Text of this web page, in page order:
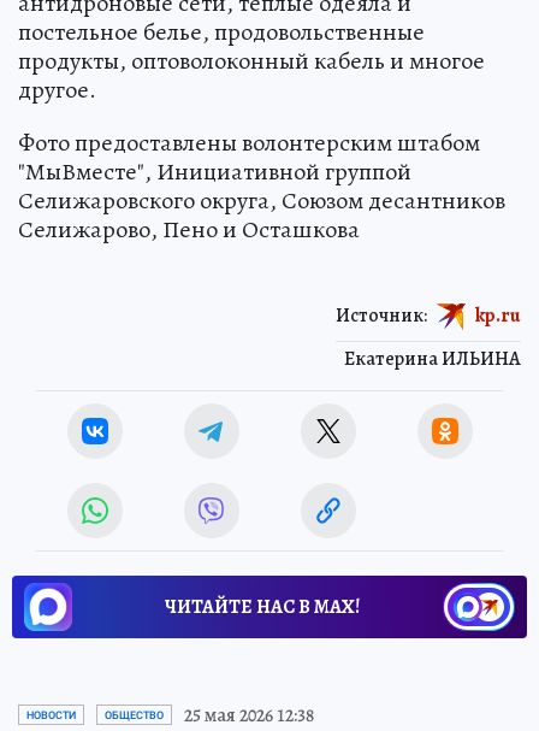
постельное белье, продовольственные
продукты, оптоволоконный кабель и многое
другое.
Фото предоставлены волонтерским штабом
"МыВместе", Инициативной группой
Селижаровского округа, Союзом десантников
Селижарово, Пено и Осташкова
Екатерина ИЛЬИНА
Источник: kp.ru
ЧИТАЙТЕ НАС В МАХ!
НОВОСТИ ОБЩЕСТВО 25 мая 2026 12:38